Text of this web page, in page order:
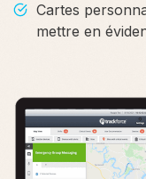
Cartes
mettre en